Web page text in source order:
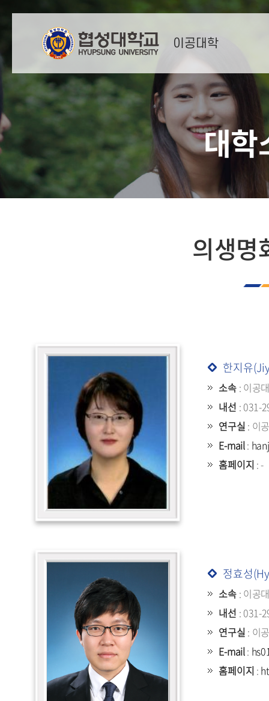
이공대학
대학
의생명
한지유
소속: 이공
내선 : 031-
연구실 : 이
E-mail:
홈페이지 : -
정효성
소속: 이공
내선 : 031-
연구실 : 이
E-mail:
홈페이지 :